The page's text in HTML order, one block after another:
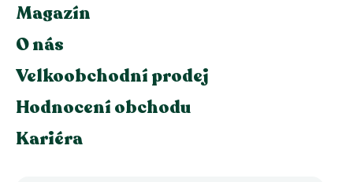
Magazín
O nás
Velkoobchodní prodej
Hodnocení obchodu
Kariéra